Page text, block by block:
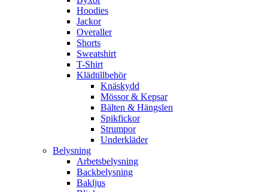
Hoodies
Jackor
Overaller
Shorts
Sweatshirt
T-Shirt
Klädtillbehör
Knäskydd
Mössor & Kepsar
Bälten & Hängslen
Spikfickor
Strumpor
Underkläder
Belysning
Arbetsbelysning
Backbelysning
Bakljus